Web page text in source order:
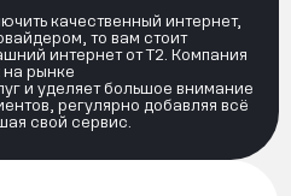
качественный интернет,
то вам стоит
интернет от Т2. Компания
на рынке
и уделяет большое внимание
регулярно добавляя всё
свой сервис.